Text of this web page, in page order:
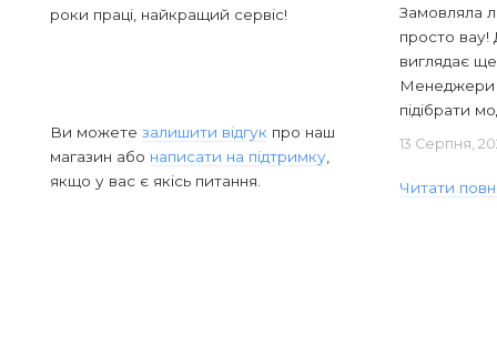
роки праці, найкращий сервіс!
Ви можете залишити відгук про наш
магазин або написати на підтримку
якщо у вас є якісь питання.
Замовляла
просто вау!
виглядає
Менеджери
підібрати
13 Серпня,
Читати